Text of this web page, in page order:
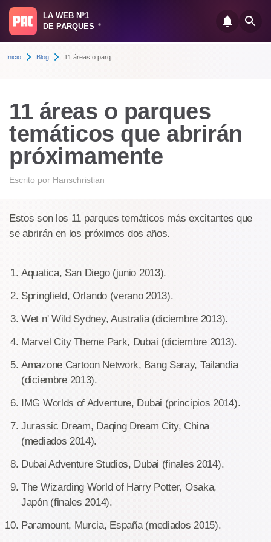
LA WEB Nº1
DE PARQUES
®
Inicio Blog 11 áreas o parq...
11 áreas o parques
temáticos que abrirán
próximamente
Escrito por Hanschristian
Estos son los 11 parques temáticos más excitantes que
se abrirán en los próximos dos años.
Aquatica, San Diego (junio 2013).
Springfield, Orlando (verano 2013).
Wet n' Wild Sydney, Australia (diciembre 2013).
Marvel City Theme Park, Dubai (diciembre 2013).
Amazone Cartoon Network, Bang Saray, Tailandia
(diciembre 2013).
IMG Worlds of Adventure, Dubai (principios 2014).
Jurassic Dream, Daqing Dream City, China
(mediados 2014).
Dubai Adventure Studios, Dubai (finales 2014).
The Wizarding World of Harry Potter, Osaka,
Japón (finales 2014).
Paramount, Murcia, España (mediados 2015).